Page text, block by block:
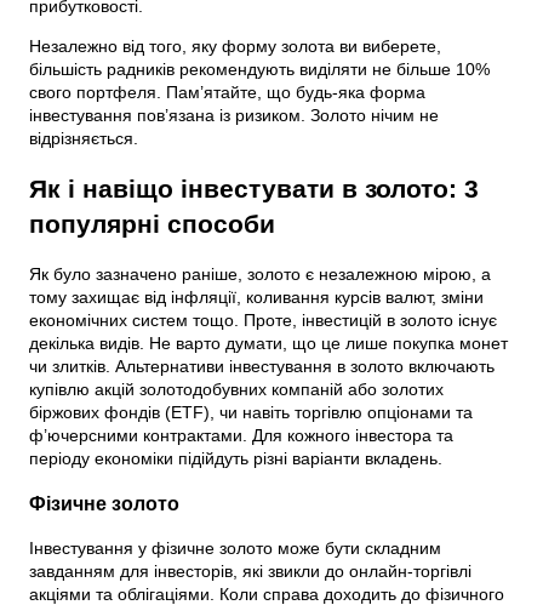
прибутковості.
Незалежно від того, яку форму золота ви виберете,
більшість радників рекомендують виділяти не більше 10%
свого портфеля. Пам’ятайте, що будь-яка форма
інвестування пов’язана із ризиком. Золото нічим не
відрізняється.
Як і навіщо інвестувати в золото: 3
популярні способи
Як було зазначено раніше, золото є незалежною мірою, а
тому захищає від інфляції, коливання курсів валют, зміни
економічних систем тощо. Проте, інвестицій в золото існує
декілька видів. Не варто думати, що це лише покупка монет
чи злитків. Альтернативи інвестування в золото включають
купівлю акцій золотодобувних компаній або золотих
біржових фондів (ETF), чи навіть торгівлю опціонами та
ф’ючерсними контрактами. Для кожного інвестора та
періоду економіки підійдуть різні варіанти вкладень.
Фізичне золото
Інвестування у фізичне золото може бути складним
завданням для інвесторів, які звикли до онлайн-торгівлі
акціями та облігаціями. Коли справа доходить до фізичного